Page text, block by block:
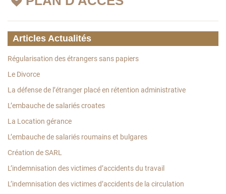
Articles Actualités
Régularisation des étrangers sans papiers
Le Divorce
La défense de l’étranger placé en rétention administrative
L’embauche de salariés croates
La Location gérance
L’embauche de salariés roumains et bulgares
Création de SARL
L’indemnisation des victimes d’accidents du travail
L’indemnisation des victimes d’accidents de la circulation